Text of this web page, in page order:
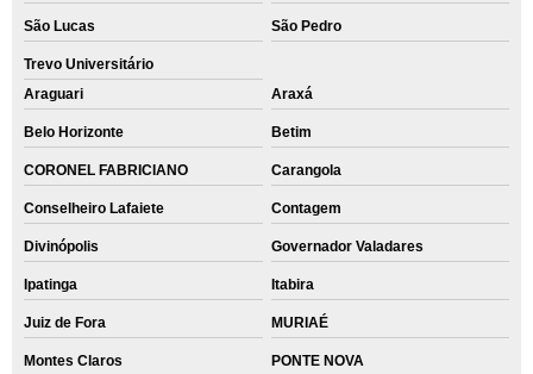
São Lucas São Pedro
Trevo Universitário
Araguari
Araxá
Belo Horizonte Betim
CORONEL FABRICIANO Carangola
Conselheiro Lafaiete Contagem
Divinópolis Governador Valadares
Ipatinga Itabira
Juiz de Fora MURIAÉ
Montes Claros PONTE NOVA